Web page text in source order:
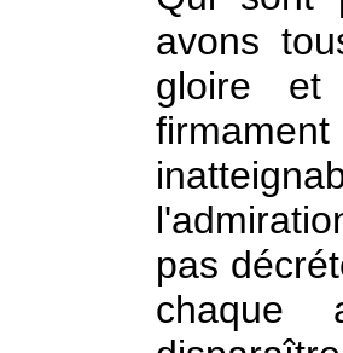
avons
gloire et
pas
chaque